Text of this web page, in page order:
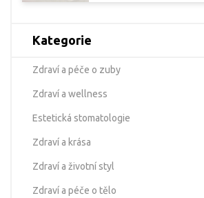
Kategorie
Zdraví a péče o zuby
Zdraví a wellness
Estetická stomatologie
Zdraví a krása
Zdraví a životní styl
Zdraví a péče o tělo